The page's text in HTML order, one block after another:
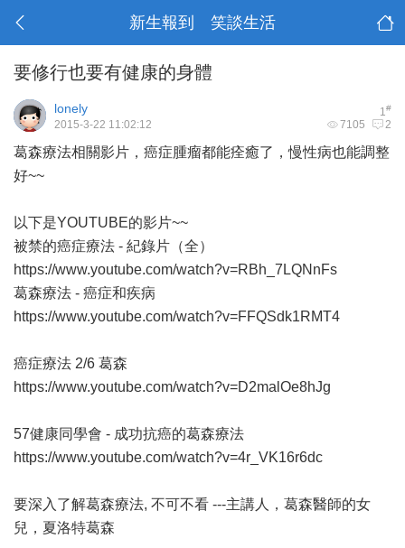
新生報到 笑談生活
要修行也要有健康的身體
1#
lonely
7105 2
2015-3-22 11:02:12
葛森療法相關影片，癌症腫瘤都能痊癒了，慢性病也能調整
好~~
以下是YOUTUBE的影片~~
被禁的癌症療法 - 紀錄片（全）
https://www.youtube.com/watch?v=RBh_7LQNnFs
葛森療法 - 癌症和疾病
https://www.youtube.com/watch?v=FFQSdk1RMT4
癌症療法 2/6 葛森
https://www.youtube.com/watch?v=D2malOe8hJg
57健康同學會 - 成功抗癌的葛森療法
https://www.youtube.com/watch?v=4r_VK16r6dc
要深入了解葛森療法, 不可不看 ---主講人，葛森醫師的女
兒，夏洛特葛森